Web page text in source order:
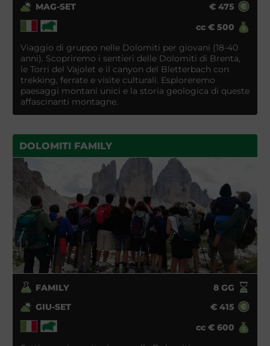
MAG-SET
€ 475
cc € 500
Viaggio di gruppo nelle Dolomiti per giovani (18-40
anni). Scopriremo i sentieri delle Dolomiti di Brenta,
le Torri del Vajolet e il canyon del Bletterbach con
trekking, ferrate e visite culturali. Esploreremo
paesaggi montani unici e la storia geologica di queste
affascinanti montagne.
DOLOMITI FAMILY
FAMILY 8GG
GIU-SET
€ 415
cc € 600